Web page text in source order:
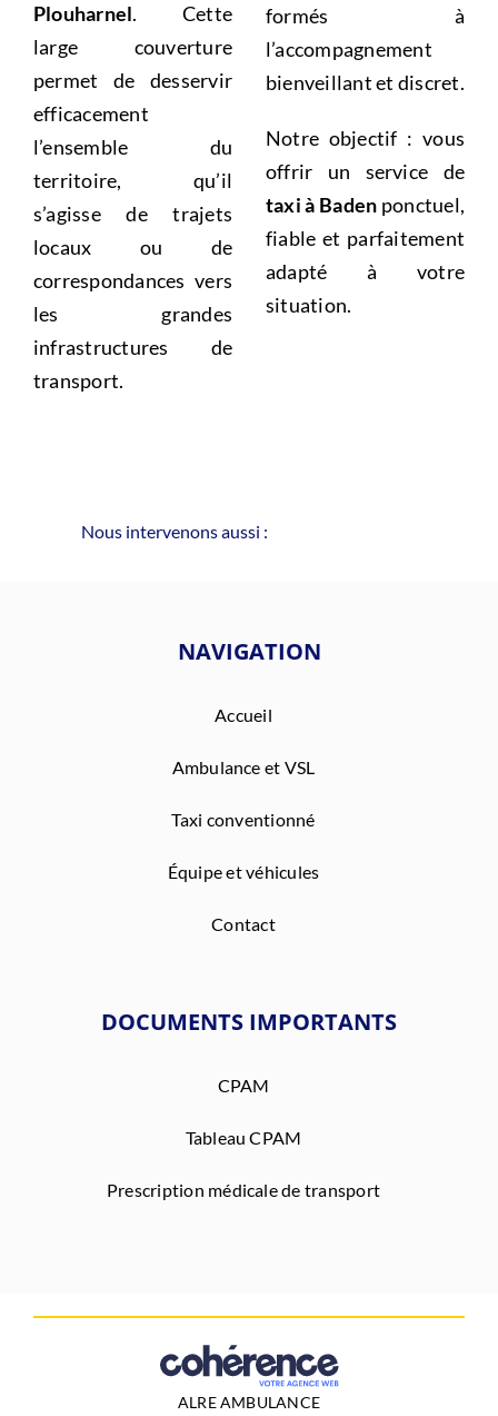
Plouharnel. Cette
large couverture
permet de desservir
efficacement
l’ensemble du
territoire, qu’il
s’agisse de trajets
locaux ou de
correspondances vers
les grandes
infrastructures de
transport.
formés à
l’accompagnement
bienveillant et discret.
Notre objectif : vous
offrir un service de
taxi à Baden ponctuel,
fiable et parfaitement
adapté à votre
situation.
Nous intervenons aussi :
NAVIGATION
Accueil
Ambulance et VSL
Taxi conventionné
Équipe et véhicules
Contact
DOCUMENTS IMPORTANTS
CPAM
Tableau CPAM
Prescription médicale de transport
ALRE AMBULANCE